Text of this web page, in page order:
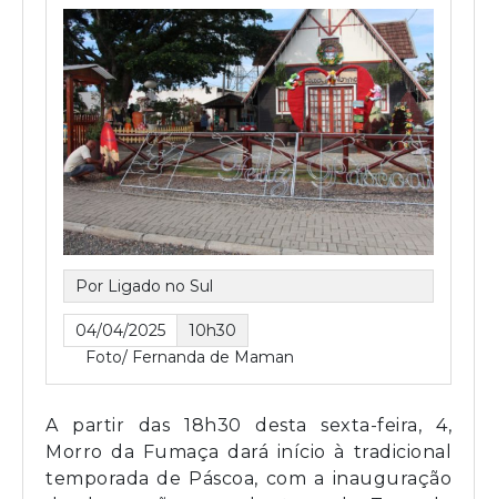
Por Ligado no Sul
04/04/2025
10h30
Foto/ Fernanda de Maman
A partir das 18h30 desta sexta-feira, 4,
Morro da Fumaça dará início à tradicional
temporada de Páscoa, com a inauguração